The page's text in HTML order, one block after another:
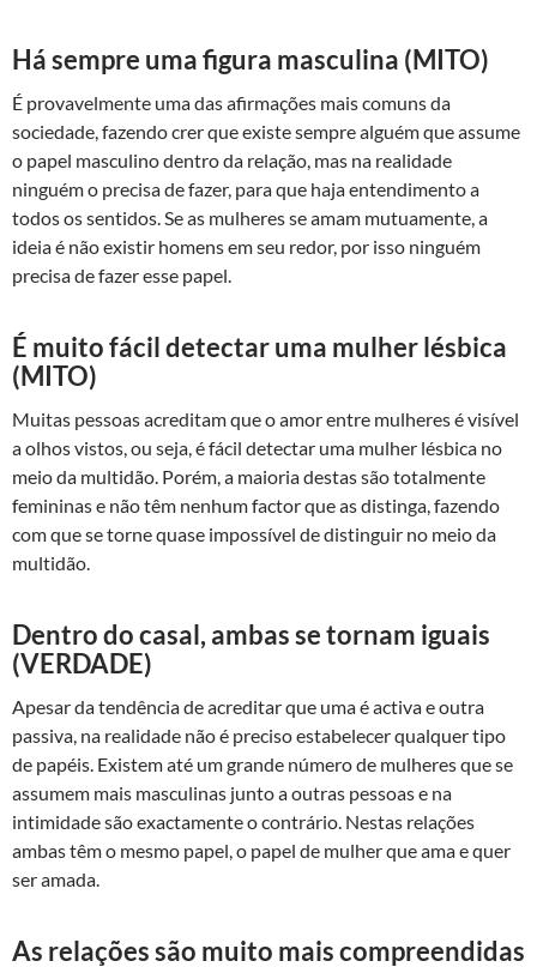
Há sempre uma figura masculina (MITO)
É provavelmente uma das afirmações mais comuns da
sociedade, fazendo crer que existe sempre alguém que assume
o papel masculino dentro da relação, mas na realidade
ninguém o precisa de fazer, para que haja entendimento a
todos os sentidos. Se as mulheres se amam mutuamente, a
ideia é não existir homens em seu redor, por isso ninguém
precisa de fazer esse papel.
É muito fácil detectar uma mulher lésbica
(MITO)
Muitas pessoas acreditam que o amor entre mulheres é visível
a olhos vistos, ou seja, é fácil detectar uma mulher lésbica no
meio da multidão. Porém, a maioria destas são totalmente
femininas e não têm nenhum factor que as distinga, fazendo
com que se torne quase impossível de distinguir no meio da
multidão.
Dentro do casal, ambas se tornam iguais
(VERDADE)
Apesar da tendência de acreditar que uma é activa e outra
passiva, na realidade não é preciso estabelecer qualquer tipo
de papéis. Existem até um grande número de mulheres que se
assumem mais masculinas junto a outras pessoas e na
intimidade são exactamente o contrário. Nestas relações
ambas têm o mesmo papel, o papel de mulher que ama e quer
ser amada.
As relações são muito mais compreendidas